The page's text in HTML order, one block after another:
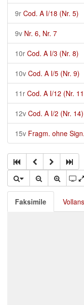
9r Cod. A I/18 (Nr. 5)
9v Nr. 6, Nr. 7
10r Cod. A I/3 (Nr. 8)
10v Cod. A I/5 (Nr. 9)
11r Cod. A I/12 (Nr.
12v Cod. A I/2 (Nr. 14)
15v Fragm. ohne
Faksimile